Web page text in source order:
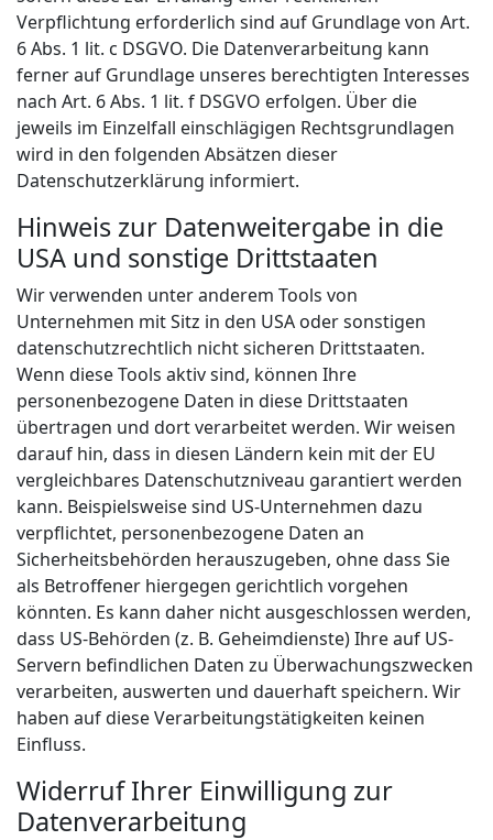
Verpflichtung erforderlich sind auf Grundlage von Art.
6 Abs. 1 lit. c DSGVO. Die Datenverarbeitung kann
ferner auf Grundlage unseres berechtigten Interesses
nach Art. 6 Abs. 1 lit. f DSGVO erfolgen. Über die
jeweils im Einzelfall einschlägigen Rechtsgrundlagen
wird in den folgenden Absätzen dieser
Datenschutzerklärung informiert.
Hinweis zur Datenweitergabe in die
USA und sonstige Drittstaaten
Wir verwenden unter anderem Tools von
Unternehmen mit Sitz in den USA oder sonstigen
datenschutzrechtlich nicht sicheren Drittstaaten.
Wenn diese Tools aktiv sind, können Ihre
personenbezogene Daten in diese Drittstaaten
übertragen und dort verarbeitet werden. Wir weisen
darauf hin, dass in diesen Ländern kein mit der EU
vergleichbares Datenschutzniveau garantiert werden
kann. Beispielsweise sind US-Unternehmen dazu
verpflichtet, personenbezogene Daten an
Sicherheitsbehörden herauszugeben, ohne dass Sie
als Betroffener hiergegen gerichtlich vorgehen
könnten. Es kann daher nicht ausgeschlossen werden,
dass US-Behörden (z. B. Geheimdienste) Ihre auf US-
Servern befindlichen Daten zu Überwachungszwecken
verarbeiten, auswerten und dauerhaft speichern. Wir
haben auf diese Verarbeitungstätigkeiten keinen
Einfluss.
Widerruf Ihrer Einwilligung zur
Datenverarbeitung